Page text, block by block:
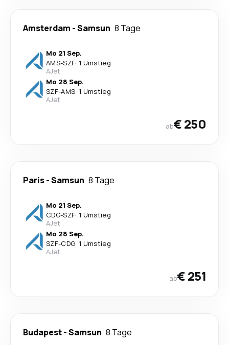
Amsterdam -Samsun 8 Tage
Mo 21 Sep.
AMS-SZF· 1 Umstieg
AJet
Mo 28 Sep.
SZF-AMS· 1 Umstieg
AJet
ab€ 250
Paris-Samsun 8 Tage
Mo 21 Sep.
CDG-SZF· 1 Umstieg
AJet
Mo 28 Sep.
SZF-CDG· 1 Umstieg
AJet
ab€ 251
Budapest-Samsun 8 Tage